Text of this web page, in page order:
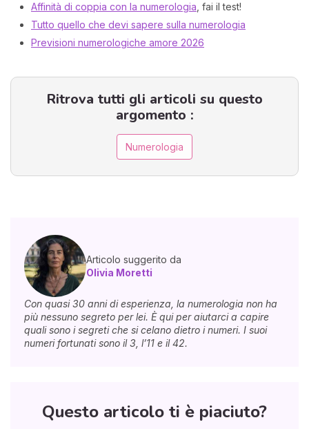
Affinità di coppia con la numerologia , fai il test!
Tutto quello che devi sapere sulla numerologia
Previsioni numerologiche amore 2026
Ritrova tutti gli articoli su questo
argomento :
Numerologia
Articolo suggerito da
Olivia Moretti
Con quasi 30 anni di esperienza, la numerologia non ha
più nessuno segreto per lei. È qui per aiutarci a capire
quali sono i segreti che si celano dietro i numeri. I suoi
numeri fortunati sono il 3, l’11 e il 42.
Questo articolo ti è piaciuto?